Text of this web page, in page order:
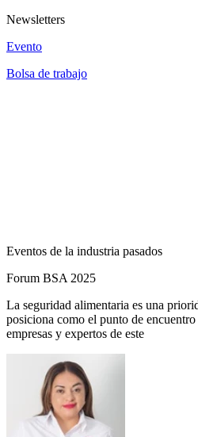
Newsletters
Evento
Bolsa de trabajo
Eventos de la industria pasados
Forum BSA 2025
La seguridad alimentaria es una
posiciona como el punto de
empresas y expertos de este